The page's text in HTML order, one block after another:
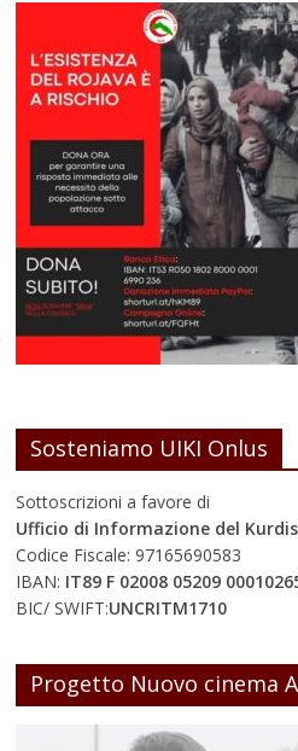
Sosteniamo UIKI Onlus
Sottoscrizioni a favore di
Ufficio di Informazione del
Codice Fiscale: 97165690583
IBAN: IT89 F 02008 05209
BIC/ SWIFT:UNCRITM1710
Progetto Nuovo cinema